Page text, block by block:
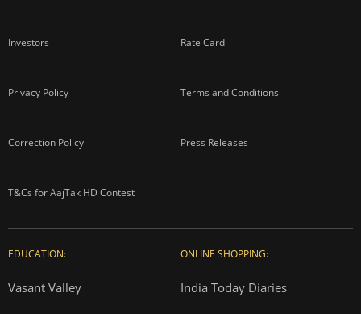
Investors Rate Card
Privacy Policy Terms and Conditions
Correction Policy Press Releases
T&Cs for AajTak HD Contest
EDUCATION:
Vasant Valley
ONLINE SHOPPING:
India Today Diaries